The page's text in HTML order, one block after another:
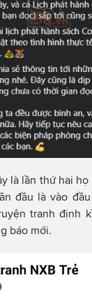
là lần thứ hai
đầu là vào
tranh định
báo mới.